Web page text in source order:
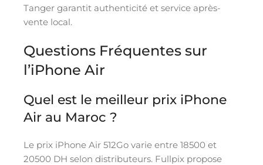
Tanger garantit authenticité et service après-
vente local.
Questions Fréquentes sur
l’iPhone Air
Quel est le meilleur prix iPhone
Air au Maroc ?
Le prix iPhone Air 512Go varie entre 18500 et
20500 DH selon distributeurs. Fullpix propose